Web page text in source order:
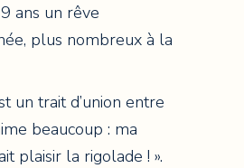
ans un rêve
plus nombreux à la
un trait d’union entre
beaucoup : ma
plaisir la rigolade ! ».